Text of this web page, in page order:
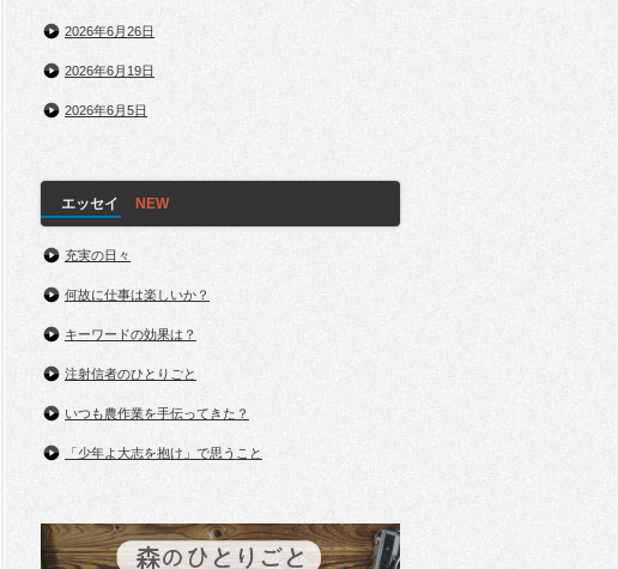
2026年6月26日
2026年6月19日
2026年6月5日
エッセイ
充実の日々
何故に仕事は楽しいか？
キーワードの効果は？
注射信者のひとりごと
いつも農作業を手伝ってきた？
「少年よ大志を抱け」で思うこと